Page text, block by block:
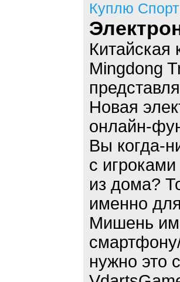
Куплю
Китайская
Mingdong
Новая
онлайн-
Вы когда-
с
из дома?
именно
Мишень
нужно это